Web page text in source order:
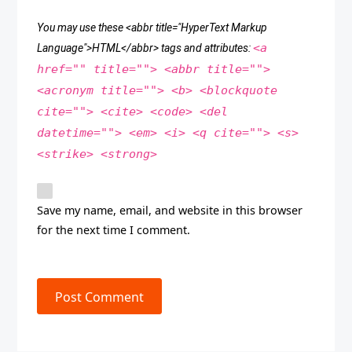
You may use these <abbr title="HyperText Markup
Language">HTML</abbr> tags and attributes:<a
href="" title=""> <abbr title="">
<acronym title=""> <b> <blockquote
cite=""> <cite> <code> <del
datetime=""> <em> <i> <q cite=""> <s>
<strike> <strong>
Save my name, email, and website in this browser
for the next time I comment.
Post Comment